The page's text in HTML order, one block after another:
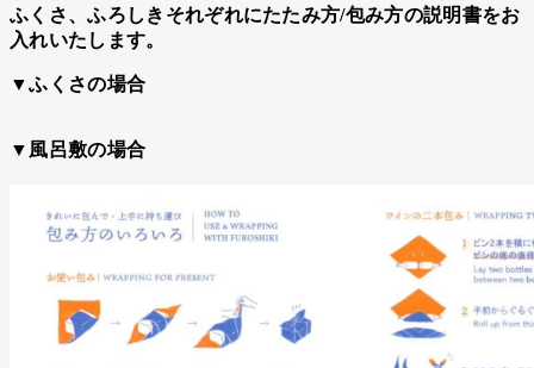
ふくさ、ふろしきそれぞれにたたみ方/包み方の説明書をお
入れいたします。
▼ふくさの場合
▼風呂敷の場合